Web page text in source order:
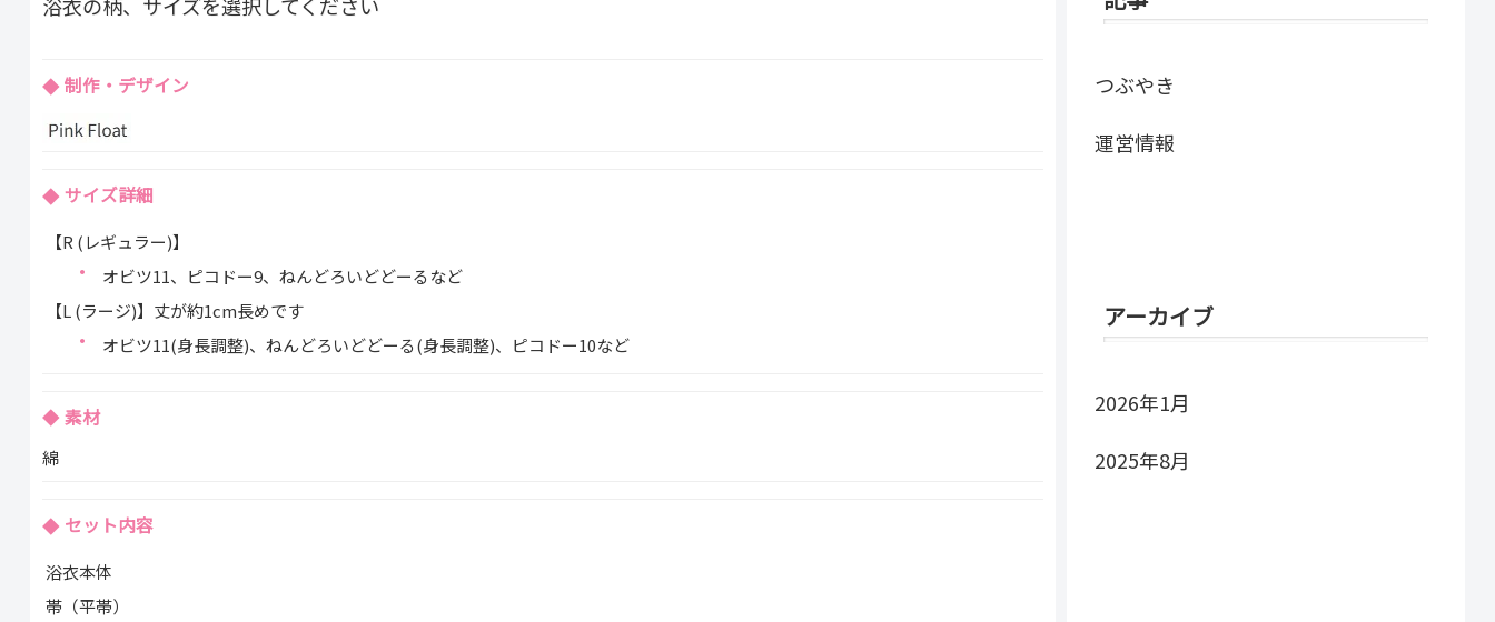
制作・デザイン
サイズ詳細
【R(レギュラー)】
オビツ11、ピコドー9、ねんどろいどどーるなど
【L(ラージ)】丈が約1cm長めです
オビツ11(身長調整)、ねんどろいどどーる(身長調整)、ピコドー10など
素材
綿
セット内容
浴衣本体
帯（平帯）
つぶやき
運営情報
アーカイブ
2026年1月
2025年8月